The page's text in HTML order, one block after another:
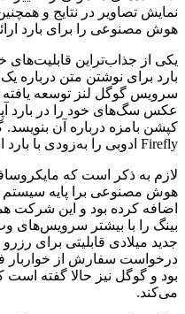
نمایش تصاویر در نتایج و
هوش مصنوعی را برای بارد
یکی از جذاب‌تراین
بارد برای نوشتن متن درباره
سرویس گوگل لنز توسعه
عکس سگ‌های خود را در بارد
کپشن بامزه درباره آن
Firefly ادوبی را به‌زودی با بارد ادغام خواهد کرد.
لازم به ذکر است که
اضافه کرده بود و این
بود و گوگل نیز حالا گفته
می‌کند.